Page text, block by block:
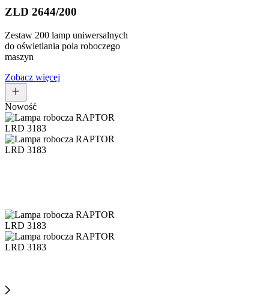
ZLD 2644/200
Zestaw 200 lamp uniwersalnych
do oświetlania pola roboczego
maszyn
Zobacz więcej
Nowość